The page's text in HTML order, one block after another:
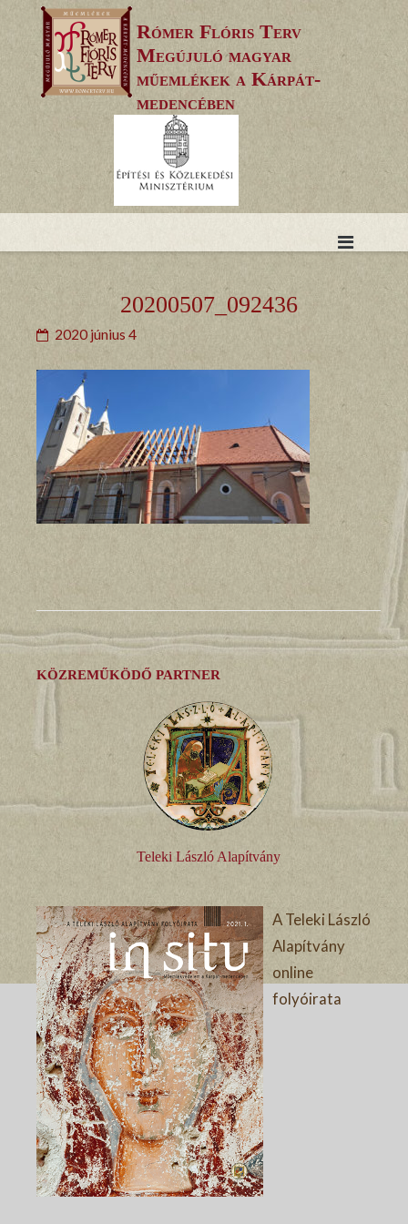
to
content
Rómer Flóris Terv
Megújuló magyar
műemlékek a Kárpát-
medencében
20200507_092436
2020 június 4
KÖZREMŰKÖDŐ PARTNER
Teleki László Alapítvány
A Teleki László
Alapítvány
online
folyóirata